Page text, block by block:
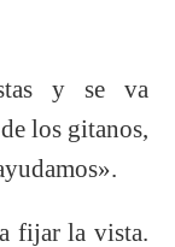
y se va
los gitanos,
fijar la vista.